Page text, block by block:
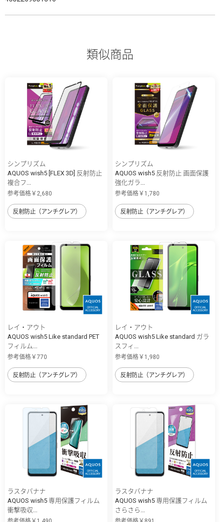
類似商品
シンプリズム
AQUOS wish5 [FLEX 3D] 反射防止
複合フ...
参考価格￥2,680
反射防止（アンチグレア）
シンプリズム
AQUOS wish5 反射防止 画面保護
強化ガラ...
参考価格￥1,780
反射防止（アンチグレア）
レイ・アウト
AQUOS wish5 Like standard PET
フィルム...
参考価格￥770
反射防止（アンチグレア）
レイ・アウト
AQUOS wish5 Like standard ガラ
スフィ...
参考価格￥1,980
反射防止（アンチグレア）
ラスタバナナ
AQUOS wish5 専用保護フィルム
衝撃吸収...
ラスタバナナ
AQUOS wish5 専用保護フィルム
さらさら...